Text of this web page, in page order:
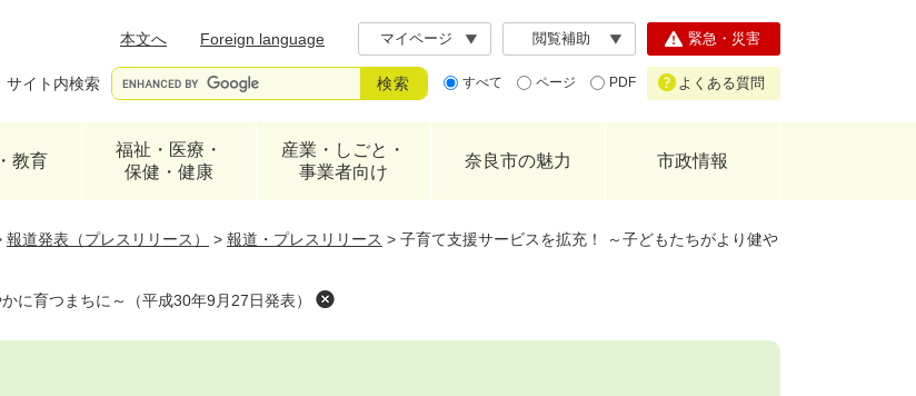
本文へ
Foreign language マイページ 閲覧補助
サイト内検索 すべて ページ PDF
緊急・災害
よくある質問
教育
福祉・医療・
保健・健康
産業・しごと・
事業者向け
奈良市の魅力 市政情報
報道発表（プレスリリース） > 報道・プレスリリース > 子育て支援サービスを拡充！ ～子どもたちがより健や
に育つまちに～（平成30年9月27日発表）